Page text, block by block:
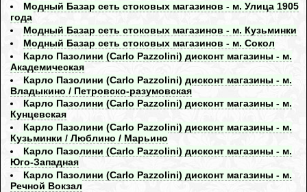
Модный Базар сеть стоковых магазинов - м. Улица 1905
года
Модный Базар сеть стоковых магазинов - м. Кузьминки
Модный Базар сеть стоковых магазинов - м. Сокол
Карло Пазолини (Carlo Pazzolini) дисконт магазины - м.
Академическая
Карло Пазолини (Carlo Pazzolini) дисконт магазины - м.
Владыкино / Петровско-разумовская
Карло Пазолини (Carlo Pazzolini) дисконт магазины - м.
Кунцевская
Карло Пазолини (Carlo Pazzolini) дисконт магазины - м.
Кузьминки / Люблино / Марьино
Карло Пазолини (Carlo Pazzolini) дисконт магазины - м.
Юго-Западная
Карло Пазолини (Carlo Pazzolini) дисконт магазины - м.
Речной Вокзал